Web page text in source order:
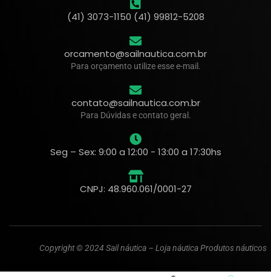
(41) 3073-1150 (41) 99812-5208
orcamento@sailnautica.com.br
Para orçamento utilize esse e-mail.
contato@sailnautica.com.br
Para Dúvidas e contato geral.
Seg – Sex: 9:00 a 12:00 - 13:00 a 17:30hs
CNPJ: 48.960.061/0001-27
Copyright © 2024 Sail náutica – Loja náutica Produtos náuticos